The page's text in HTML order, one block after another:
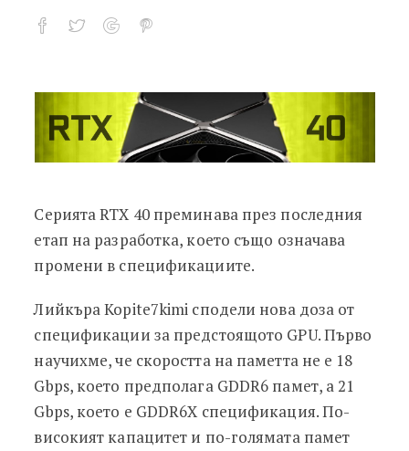
Появиха се нови актуализирани
Серията RTX 40 преминава през последния
етап на разработка, което също означава
промени в спецификациите.
Лийкъра Kopite7kimi сподели нова доза от
спецификации за предстоящото GPU. Първо
научихме, че скоростта на паметта не е 18
Gbps, което предполага GDDR6 памет, а 21
Gbps, което е GDDR6X спецификация. По-
високият капацитет и по-голямата памет